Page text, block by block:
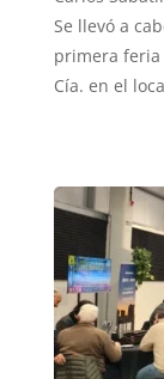
Se llevó a
primera feria
Cía. en el